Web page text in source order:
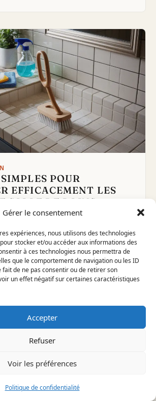
Gérer le consentement
expériences, nous utilisons des technologies
stocker et/ou accéder aux informations des
à ces technologies nous permettra de
que le comportement de navigation ou les ID
fait de ne pas consentir ou de retirer son
un effet négatif sur certaines caractéristiques
Accepter
Refuser
Voir les préférences
Politique de confidentialité
POUR
EFFICACEMENT LES
SALLE DE BAINS
de bains : l’essentiel